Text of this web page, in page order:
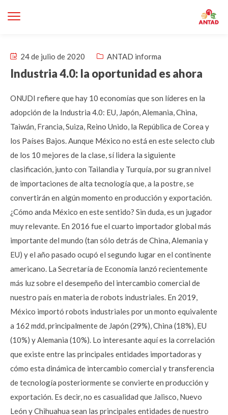
24 de julio de 2020 ANTAD informa
Industria 4.0: la oportunidad es ahora
ONUDI refiere que hay 10 economías que son líderes en la
adopción de la Industria 4.0: EU, Japón, Alemania, China,
Taiwán, Francia, Suiza, Reino Unido, la República de Corea y
los Países Bajos. Aunque México no está en este selecto club
de los 10 mejores de la clase, sí lidera la siguiente
clasificación, junto con Tailandia y Turquía, por su gran nivel
de importaciones de alta tecnología que, a la postre, se
convertirán en algún momento en producción y exportación.
¿Cómo anda México en este sentido? Sin duda, es un jugador
muy relevante. En 2016 fue el cuarto importador global más
importante del mundo (tan sólo detrás de China, Alemania y
EU) y el año pasado ocupó el segundo lugar en el continente
americano. La Secretaría de Economía lanzó recientemente
más luz sobre el desempeño del intercambio comercial de
nuestro país en materia de robots industriales. En 2019,
México importó robots industriales por un monto equivalente
a 162 mdd, principalmente de Japón (29%), China (18%), EU
(10%) y Alemania (10%). Lo interesante aquí es la correlación
que existe entre las principales entidades importadoras y
cómo esta dinámica de intercambio comercial y transferencia
de tecnología posteriormente se convierte en producción y
exportación. Es decir, no es casualidad que Jalisco, Nuevo
León y Chihuahua sean las principales entidades de nuestro